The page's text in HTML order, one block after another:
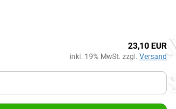
23,10 EUR
inkl. 19% MwSt. zzgl. Versand